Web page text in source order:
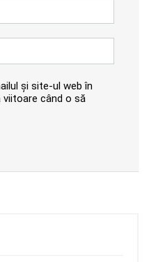
și site-ul web în
când o să